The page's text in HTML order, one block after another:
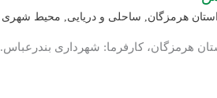
هرمزگان, ساحلی و دریایی, محیط شهری
هرمزگان، کارفرما: شهرداری بندرعباس.